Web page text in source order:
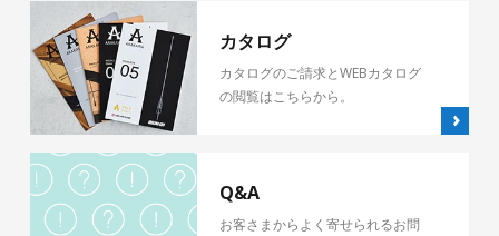
カタログ
カタログのご請求とWEBカタログ
の閲覧はこちらから。
Q&A
お客さまからよく寄せられるお問